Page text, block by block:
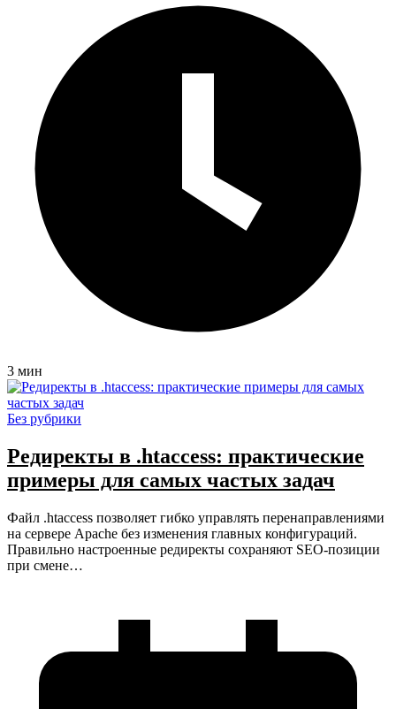
3 мин
Без рубрики
Редиректы в .htaccess: практические
примеры для самых частых задач
Файл .htaccess позволяет гибко управлять перенаправлениями
на сервере Apache без изменения главных конфигураций.
Правильно настроенные редиректы сохраняют SEO-позиции
при смене…